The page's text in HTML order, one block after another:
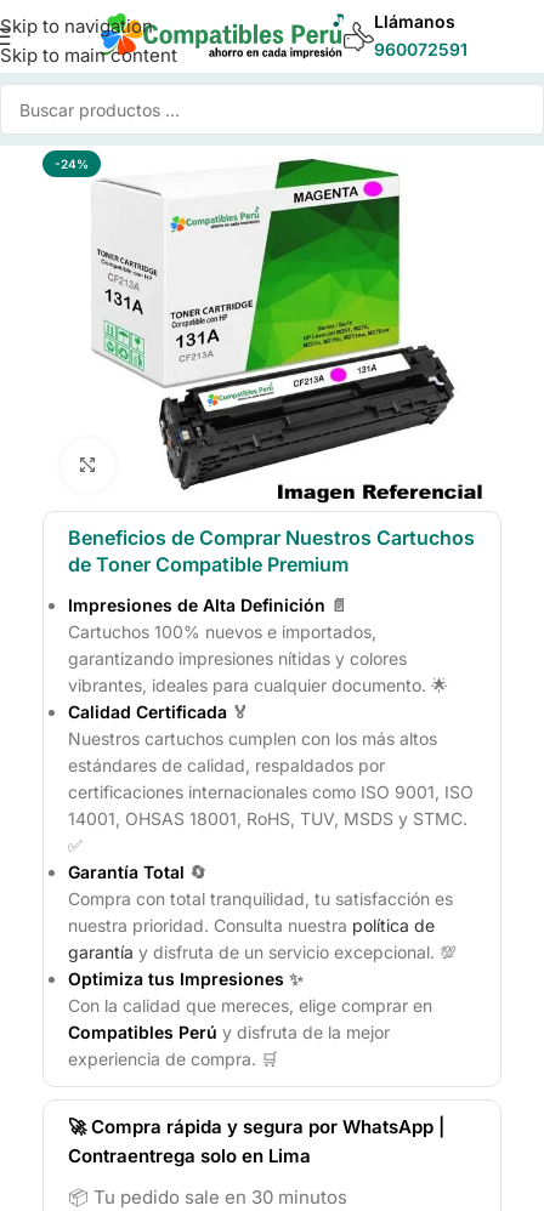
Skip to navigation
Skip to main content
Llámanos
960072591
Inicio/Toner para Impresoras/Toner Compatible HP
-24%
Click to enlarge
Beneficios de Comprar Nuestros Cartuchos
de Toner Compatible Premium
Impresiones de Alta Definición 📄
Cartuchos 100% nuevos e importados,
garantizando impresiones nítidas y colores
vibrantes, ideales para cualquier documento. 🌟
Calidad Certificada 🏅
Nuestros cartuchos cumplen con los más altos
estándares de calidad, respaldados por
certificaciones internacionales como ISO 9001, ISO
14001, OHSAS 18001, RoHS, TUV, MSDS y STMC.
✅
Garantía Total 🔄
Compra con total tranquilidad, tu satisfacción es
nuestra prioridad. Consulta nuestra política de
garantía y disfruta de un servicio excepcional. 💯
Optimiza tus Impresiones ✨
Con la calidad que mereces, elige comprar en
Compatibles Perú y disfruta de la mejor
experiencia de compra. 🛒
🚀 Compra rápida y segura por WhatsApp |
Contraentrega solo en Lima
📦 Tu pedido sale en 30 minutos